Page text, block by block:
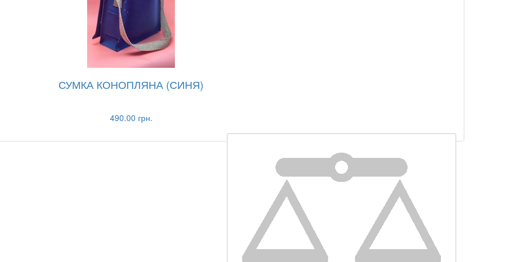
СУМКА КОНОПЛЯНА (СИНЯ)
490.00 грн.